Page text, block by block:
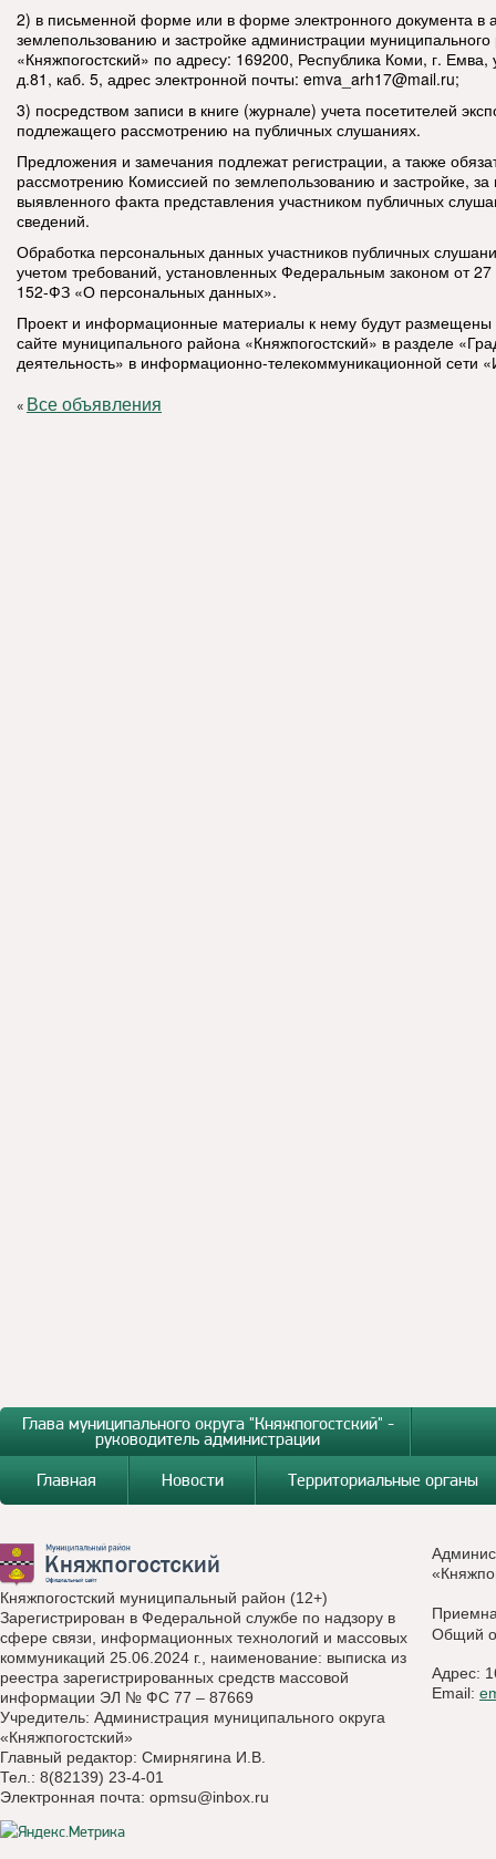
2) в письменной форме или в форме электронного документа в
землепользованию и застройке администрации
«Княжпогостский» по адресу: 169200, Республика Коми, г. Емва,
д.81, каб. 5, адрес электронной почты: emva_arh17@mail.ru;
3) посредством записи в книге (журнале) учета посетителей
подлежащего рассмотрению на публичных слушаниях.
Предложения и замечания подлежат регистрации, а также
рассмотрению Комиссией по землепользованию и застройке,
выявленного факта представления участником публичных
сведений.
Обработка персональных данных участников публичных
учетом требований, установленных Федеральным законом от
152-ФЗ «О персональных данных».
Проект и информационные материалы к нему будут
сайте муниципального района «Княжпогостский» в разделе
деятельность» в информационно-телекоммуникационной сети
« Все объявления
Глава муниципального округа "Княжпогостский" -
руководитель администрации
Главная
Новости Территориальные органы
Княжпогостский муниципальный район (12+)
Зарегистрирован в Федеральной службе по надзору в
сфере связи, информационных технологий и массовых
коммуникаций 25.06.2024 г., наименование: выписка из
реестра зарегистрированных средств массовой
информации ЭЛ № ФС 77 – 87669
Учредитель: Администрация муниципального округа
«Княжпогостский»
Главный редактор: Смирнягина И.В.
Тел.: 8(82139) 23-4-01
Электронная почта: opmsu@inbox.ru
Общий
Адрес:
Email: